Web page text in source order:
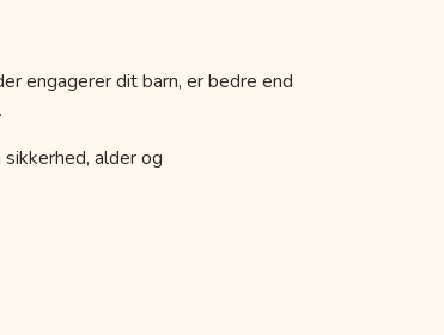
engagerer dit barn, er bedre end
alder og